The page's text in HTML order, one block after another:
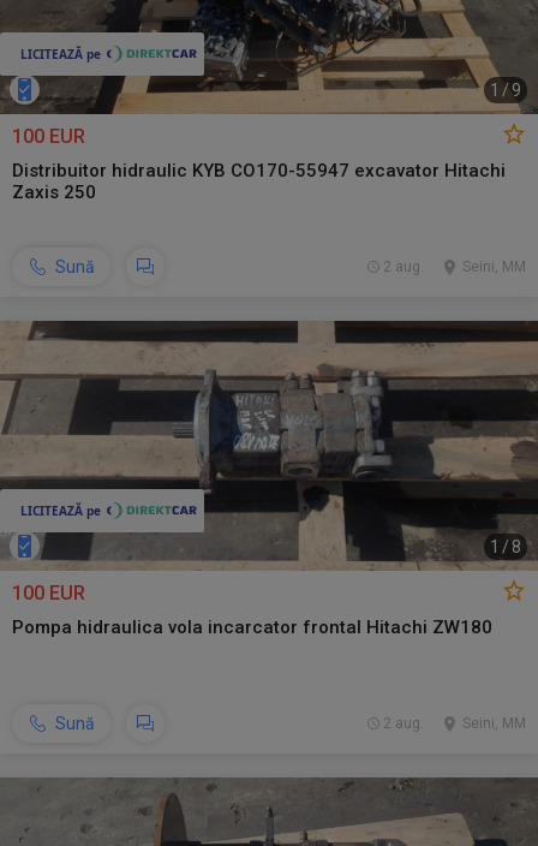
1 / 9
100 EUR
Distribuitor hidraulic KYB CO170-55947 excavator Hitachi
Zaxis 250
Sună Seini, MM
2 aug.
1 / 8
100 EUR
Pompa hidraulica vola incarcator frontal Hitachi ZW180
Sună Seini, MM
2 aug.